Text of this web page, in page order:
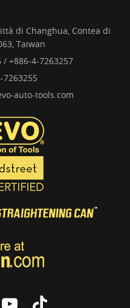
di Changhua, Contea di
Taiwan
/ +886-4-7263257
7263255
auto-tools.com